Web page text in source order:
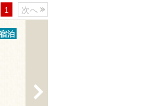
1 次へ
宿泊